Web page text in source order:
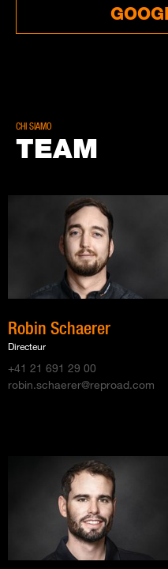
CHI SIAMO
TEAM
Robin Schaerer
Directeur
+41 21 691 29 00
robin.schaerer@reproad.com